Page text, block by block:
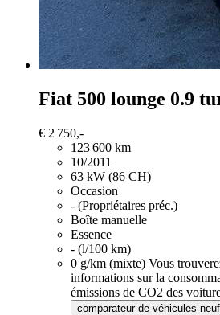
Fiat 500 lounge 0.9
€ 2 750,-
123 600 km
10/2011
63 kW (86 CH)
Occasion
- (Propriétaires préc.)
Boîte manuelle
Essence
- (l/100 km)
0 g/km (mixte) Vous
informations sur la
émissions de CO2 des
comparateur de véhicules